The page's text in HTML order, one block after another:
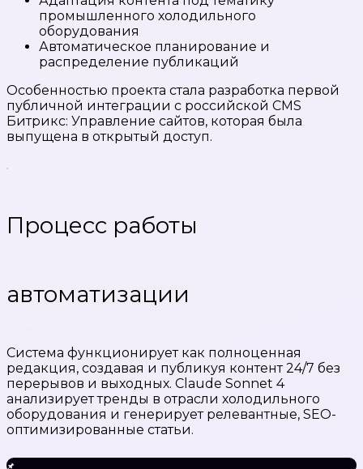
промышленного холодильного
оборудования
Автоматическое планирование и
распределение публикаций
Особенностью проекта стала разработка первой
публичной интеграции с российской CMS
Битрикс: Управление сайтов, которая была
выпущена в открытый доступ.
Процесс работы
автоматизации
Система функционирует как полноценная
редакция, создавая и публикуя контент 24/7 без
перерывов и выходных. Claude Sonnet 4
анализирует тренды в отрасли холодильного
оборудования и генерирует релевантные, SEO-
оптимизированные статьи.